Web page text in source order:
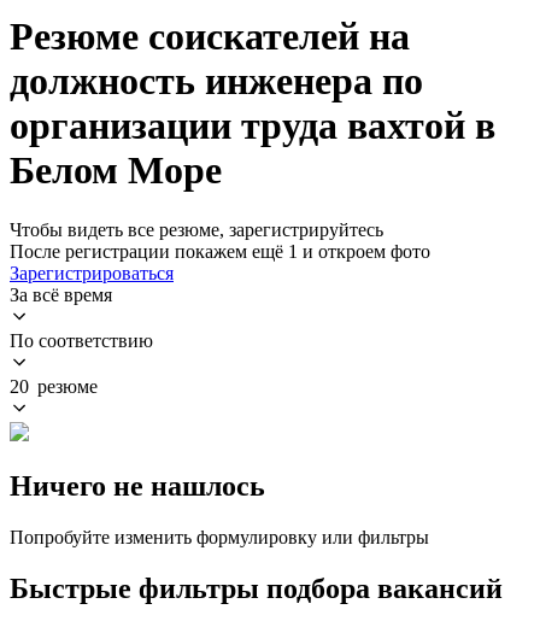
Резюме соискателей на
должность инженера по
организации труда вахтой в
Белом Море
Чтобы видеть все резюме, зарегистрируйтесь
После регистрации покажем ещё 1 и откроем фото
Зарегистрироваться
За всё время
По соответствию
20 резюме
Ничего не нашлось
Попробуйте изменить формулировку или фильтры
Быстрые фильтры подбора вакансий